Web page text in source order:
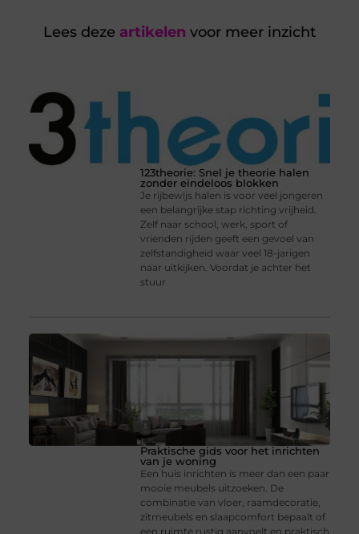
Lees deze artikelen voor meer inzicht
123theorie: Snel je theorie halen
zonder eindeloos blokken
Je rijbewijs halen is voor veel jongeren
een belangrijke stap richting vrijheid.
Zelf naar school, werk, sport of
vrienden rijden geeft een gevoel van
zelfstandigheid waar veel 18-jarigen
naar uitkijken. Voordat je achter het
stuur
Praktische gids voor het inrichten
van je woning
Een huis inrichten is meer dan een paar
mooie meubels uitzoeken. De
combinatie van vloer, raamdecoratie,
zitmeubels en slaapcomfort bepaalt of
een ruimte rustig aanvoelt en praktisch